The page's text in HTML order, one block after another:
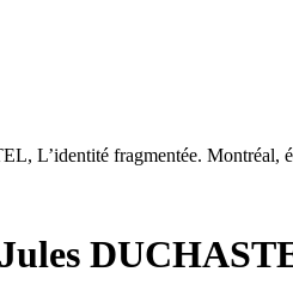
L’identité fragmentée. Montréal,